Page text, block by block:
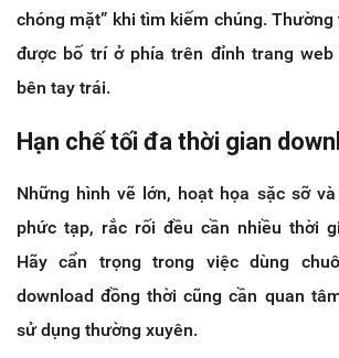
chóng mặt” khi tìm kiếm chúng.
được bố trí ở phía trên đỉnh trang web
bên tay trái.
Hạn chế tối đa thời gian
Những hình vẽ lớn, hoạt họa sặc sỡ
phức tạp, rắc rối đều cần nhiều thời
Hãy cẩn trọng trong việc dùng
download đồng thời cũng cần quan
sử dụng thường xuyên.